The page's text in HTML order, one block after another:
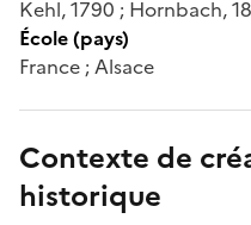
Kehl, 1790 ; Hornbach,
École (pays)
France ; Alsace
Contexte de
historique